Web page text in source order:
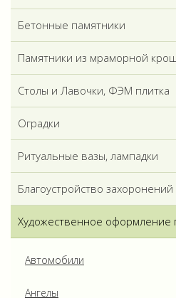
Бетонные памятники
Памятники из мраморной
Столы и Лавочки, ФЭМ плитка
Оградки
Ритуальные вазы, лампадки
Благоустройство захоронений
Художественное оформление
Автомобили
Ангелы